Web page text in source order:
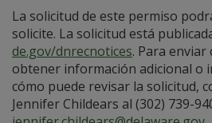
La solicitud de este permiso
solicite. La solicitud está
de.gov/dnrecnotices. Para
obtener información adicional o
cómo puede revisar la solicitud,
Jennifer Childears al (302) 739-